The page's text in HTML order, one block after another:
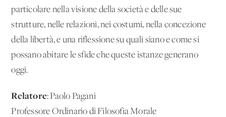
particolare nella visione della società e delle sue
strutture, nelle relazioni, nei costumi, nella concezione
della libertà, e una riflessione su quali siano e come si
possano abitare le sfide che queste istanze generano
oggi.
Relatore: Paolo Pagani
Professore Ordinario di Filosofia Morale